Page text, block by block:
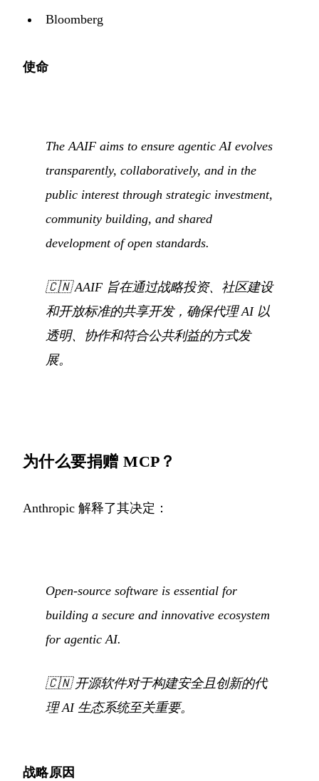
Bloomberg
使命
The AAIF aims to ensure agentic AI evolves
transparently, collaboratively, and in the
public interest through strategic investment,
community building, and shared
development of open standards.
🇨🇳AAIF 旨在通过战略投资、社区建设
和开放标准的共享开发，确保代理 AI 以
透明、协作和符合公共利益的方式发
展。
为什么要捐赠 MCP？
Anthropic 解释了其决定：
Open-source software is essential for
building a secure and innovative ecosystem
for agentic AI.
🇨🇳开源软件对于构建安全且创新的代
理 AI 生态系统至关重要。
战略原因